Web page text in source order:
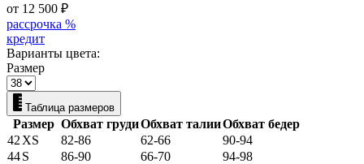
от 12 500 ₽
рассрочка %
кредит
Варианты цвета:
Размер
Таблица размеров
Размер Обхват грудиОбхват талииОбхват бедер
42 XS 82-86 62-66
90-94
44S 86-90 66-70
94-98